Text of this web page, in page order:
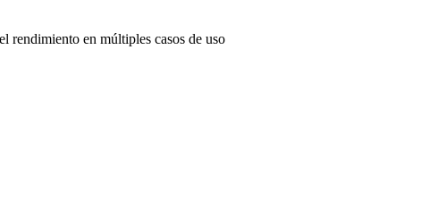
rendimiento en múltiples casos de uso